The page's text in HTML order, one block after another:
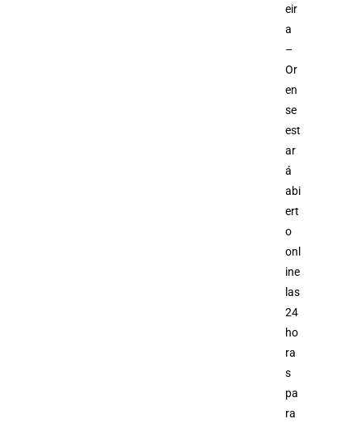
eir
a
–
Or
en
se
est
ar
á
abi
ert
o
onl
ine
las
24
ho
ra
s
pa
ra